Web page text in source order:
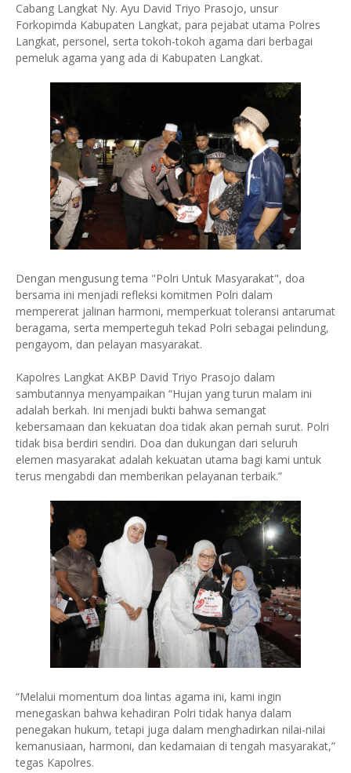
Cabang Langkat Ny. Ayu David Triyo Prasojo, unsur
Forkopimda Kabupaten Langkat, para pejabat utama Polres
Langkat, personel, serta tokoh-tokoh agama dari berbagai
pemeluk agama yang ada di Kabupaten Langkat.
Dengan mengusung tema "Polri Untuk Masyarakat", doa
bersama ini menjadi refleksi komitmen Polri dalam
mempererat jalinan harmoni, memperkuat toleransi antarumat
beragama, serta memperteguh tekad Polri sebagai pelindung,
pengayom, dan pelayan masyarakat.
Kapolres Langkat AKBP David Triyo Prasojo dalam
sambutannya menyampaikan “Hujan yang turun malam ini
adalah berkah. Ini menjadi bukti bahwa semangat
kebersamaan dan kekuatan doa tidak akan pernah surut. Polri
tidak bisa berdiri sendiri. Doa dan dukungan dari seluruh
elemen masyarakat adalah kekuatan utama bagi kami untuk
terus mengabdi dan memberikan pelayanan terbaik.”
“Melalui momentum doa lintas agama ini, kami ingin
menegaskan bahwa kehadiran Polri tidak hanya dalam
penegakan hukum, tetapi juga dalam menghadirkan nilai-nilai
kemanusiaan, harmoni, dan kedamaian di tengah masyarakat,”
tegas Kapolres.